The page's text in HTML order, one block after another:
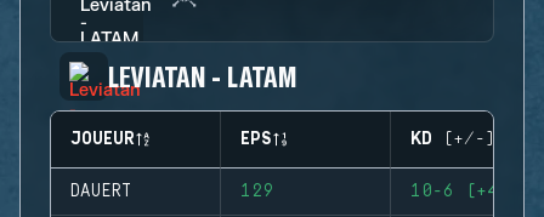
LEVIATAN - LATAM
JOUEUR EPS KD (+/-)
DAUERT 129 10-6 (+4)